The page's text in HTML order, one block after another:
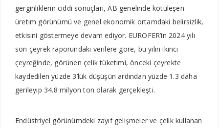
gerginliklerin ciddi sonuçları, AB genelinde kötüleşen
üretim görünümü ve genel ekonomik ortamdaki belirsizlik,
etkisini göstermeye devam ediyor. EUROFER’in 2024 yılı
son çeyrek raporundaki verilere göre, bu yılın ikinci
çeyreğinde, görünen çelik tüketimi, önceki çeyrekte
kaydedilen yüzde 3’lük düşüşün ardından yüzde 1.3 daha
gerileyip 34.8 milyon ton olarak gerçekleşti.
Endüstriyel görünümdeki zayıf gelişmeler ve çelik kullanan